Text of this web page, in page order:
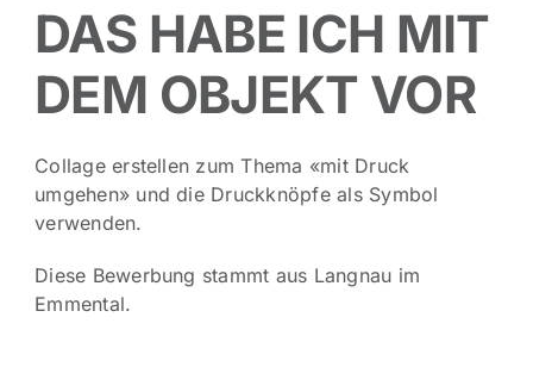
DAS HABE ICH MIT
DEM OBJEKT VOR
Collage erstellen zum Thema «mit Druck
umgehen» und die Druckknöpfe als Symbol
verwenden.
Diese Bewerbung stammt aus Langnau im
Emmental.